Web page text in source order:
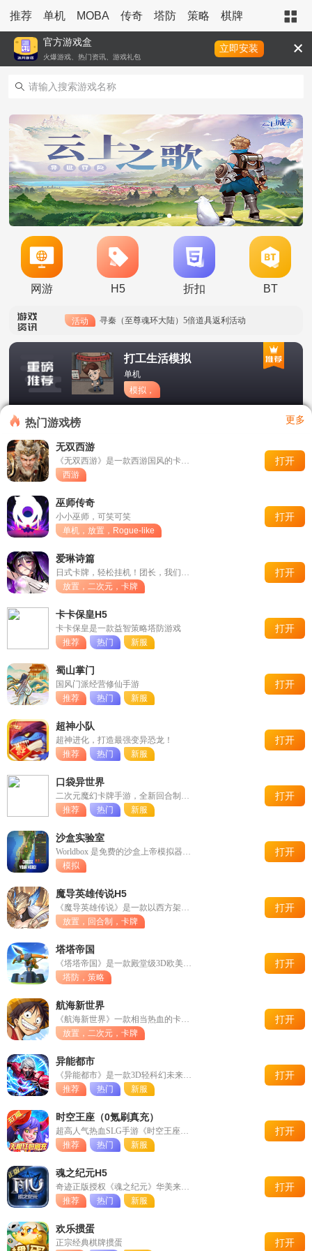
推荐 单机 MOBA 传奇 塔防 策略 棋牌 卡牌
官方游戏盒
火爆游戏、热门资讯、游戏礼包
立即安装
网游 H5 折扣 BT
活动 时空王座（GM内置外挂）限时活动5.29-6.30
空中战魂（寻宝无限刀）周末五倍元宝返利
魔塔（GM一刀流）周末十倍单日元宝返利
活动 寻秦（至尊魂环大陆）5倍道具返利活动
活动
活动
时空王座（GM内置外挂）限时活动5.15-5.28
资讯 时空王座（0氪刷真充）关服公告
打工生活模拟
器
单机
模拟，
打工，
热门游戏榜 更多
无双西游
《无双西游》是一款西游国风的卡牌养成放置手游，精雕细琢的神
西游
打开
巫师传奇
小小巫师，可笑可笑
单机，放置，Rogue-like
打开
爱琳诗篇
日式卡牌，轻松挂机！团长，我们一起守护爱琳大陆
放置，二次元，卡牌
打开
卡卡保皇H5
卡卡保皇是一款益智策略塔防游戏
推荐
热门 新服
打开
蜀山掌门
国风门派经营修仙手游
推荐
热门 新服
打开
超神小队
超神进化，打造最强变异恐龙！
推荐
热门 新服
打开
口袋异世界
二次元魔幻卡牌手游，全新回合制玩法，等你来玩！
推荐
热门 新服
打开
沙盒实验室
Worldbox 是免费的沙盒上帝模拟器游戏
模拟
打开
魔导英雄传说H5
《魔导英雄传说》是一款以西方架空神话为背景的卡牌养成放置类
放置，回合制，卡牌
打开
塔塔帝国
《塔塔帝国》是一款殿堂级3D欧美风的“英雄策略塔防”手游，是一
塔防，策略
打开
航海新世界
《航海新世界》一款相当热血的卡牌对战类游戏，用心还原动画原
放置，二次元，卡牌
打开
异能都市
《异能都市》是一款3D轻科幻未来都市冒险手游
推荐
热门 新服
打开
时空王座（0氪刷真充）
超高人气热血SLG手游《时空王座》火爆来袭！ 首发新版本多重福
推荐
热门 新服
打开
魂之纪元H5
奇迹正版授权《魂之纪元》华美来袭，千套流光炫装打造高颜值魔幻
推荐
热门 新服
打开
欢乐掼蛋
正宗经典棋牌掼蛋 打开